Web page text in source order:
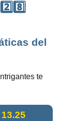
del
te
13.25